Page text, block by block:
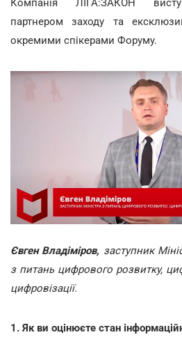
Компанія ЛІГА:ЗАКОН
партнером заходу та
окремими спікерами Форуму.
Євген Владіміров, заступник
з питань цифрового розвитку,
цифровізації.
1. Як ви оцінюєте стан